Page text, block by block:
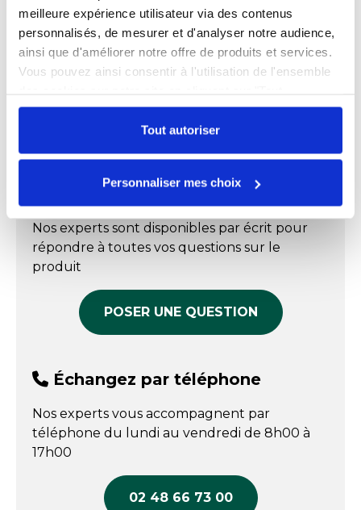
meilleure expérience utilisateur via des contenus
personnalisés, de mesurer et d'analyser notre audience,
ainsi que d'améliorer notre offre de produits et services.
Vous pouvez ainsi consentir à l'utilisation de l'ensemble
autoriser". Cependant, si vous ne souhaitez autoriser que
certains types de cookies, veuillez cliquer sur
"Personnaliser mes choix".
Tout autoriser
Personnaliser mes choix
Lavable en machine.
Poignées en retrait pour une meilleure
manipulation.
Empilable sans couvercle.
0% BPA
0% BPA oui
Contact alimentaire oui
Contenance 35 l
Couleur Rouge
23 cm
Largeur 40 cm
Longueur 60 cm
Origine Fabrication Française
Température mini - 40 °C
Fabriqué en France Oui
Produits complémentaires
Socle rouleur 6 roues
Référence : 0109456952
64,20 € HT
COMPARER
FPP_0109160996.PDF
Nos experts sont disponibles par écrit pour
répondre à toutes vos questions sur le
produit
POSER UNE QUESTION
Échangez par téléphone
Nos experts vous accompagnent par
téléphone du lundi au vendredi de 8h00 à
17h00
02 48 66 73 00